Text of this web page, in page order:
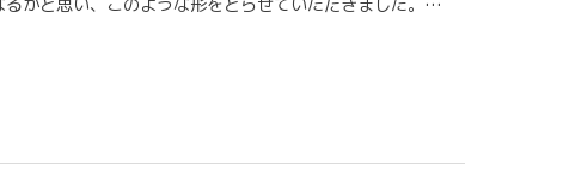
かと思い、このような形をとらせていただきました。…